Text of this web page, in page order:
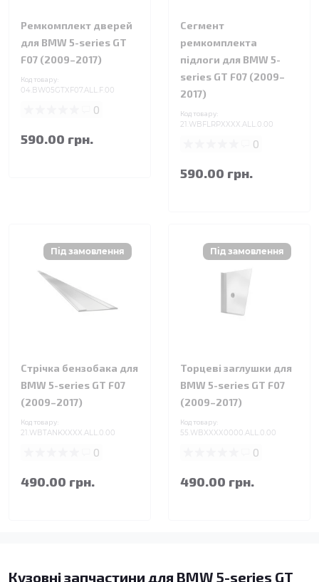
Ремкомплект дверей
для BMW 5-series GT
F07 (2009–2017)
Код товару:
04.BW05GTXF07.ALL.F.00
0
590.00 грн.
Сегмент
ремкомплекта
підлоги для BMW 5-
series GT F07 (2009–
2017)
Код товару:
21.WBFLRPXXXX.ALL.0.00
0
590.00 грн.
Стрічка бензобака для
BMW 5-series GT F07
(2009–2017)
Код товару:
21.WBTANKXXXX.ALL.0.00
0
490.00 грн.
Торцеві заглушки для
BMW 5-series GT F07
(2009–2017)
Код товару:
55.WBXXXX0000.ALL.0.00
0
490.00 грн.
Кузовні запчастини для BMW 5-series GT